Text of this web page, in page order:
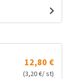
12,80 €
(3,20 €/ st)